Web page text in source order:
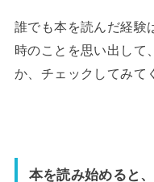
誰でも本を読んだ経験
時のことを思い出して
か、チェックしてみて
本を読み始めると